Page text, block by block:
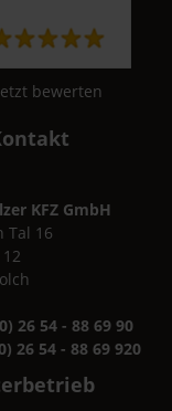
bewerten
KFZ GmbH
Tal 16
26 54 - 88 69 90
26 54 - 88 69 920